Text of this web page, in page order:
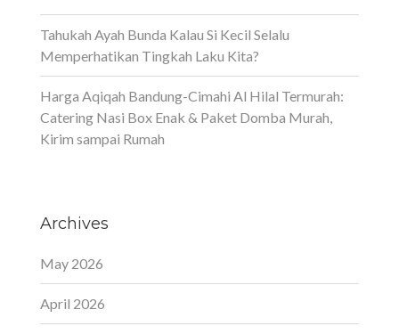
Tahukah Ayah Bunda Kalau Si Kecil Selalu
Memperhatikan Tingkah Laku Kita?
Harga Aqiqah Bandung-Cimahi Al Hilal Termurah:
Catering Nasi Box Enak & Paket Domba Murah,
Kirim sampai Rumah
Archives
May 2026
April 2026